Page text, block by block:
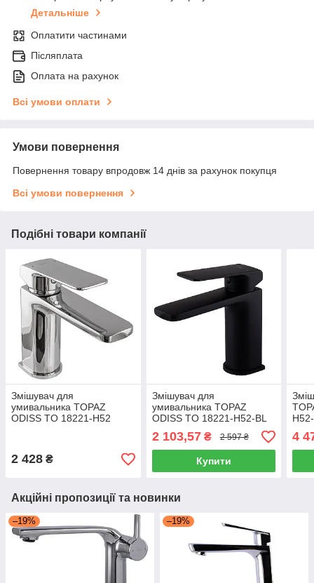
Детальніше
Оплатити частинами
Післяплата
Оплата на рахунок
Всі умови оплати
Умови повернення
Повернення товару впродовж 14 днів за рахунок покупця
Всі умови повернення
Подібні товари компанії
Змішувач для
умивальника TOPAZ
ODISS TO 18221-H52
2 428 ₴
Змішувач для
умивальника TOPAZ
ODISS TO 18221-H52-BL
2 103,57₴ 2 597 ₴
Купити
4
Акційні пропозиції та новинки
–19% –19%